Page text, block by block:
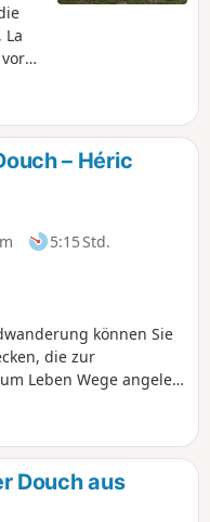
La
und
– Héric
5:15 Std.
können Sie
die zur
Leben Wege angelegt
noch kein Begriff,
waren alle ein
Douch aus